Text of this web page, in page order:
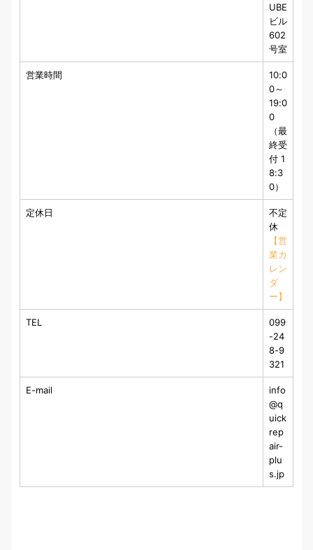
UBE
ビル
602
号室
営業時間
10:0
0～
19:0
0
（最
終受
付 1
8:3
0）
定休日
不定
休
【営
業カ
レン
ダ
ー】
TEL
099
-24
8-9
321
E-mail
info
@q
uick
rep
air-
plu
s.jp